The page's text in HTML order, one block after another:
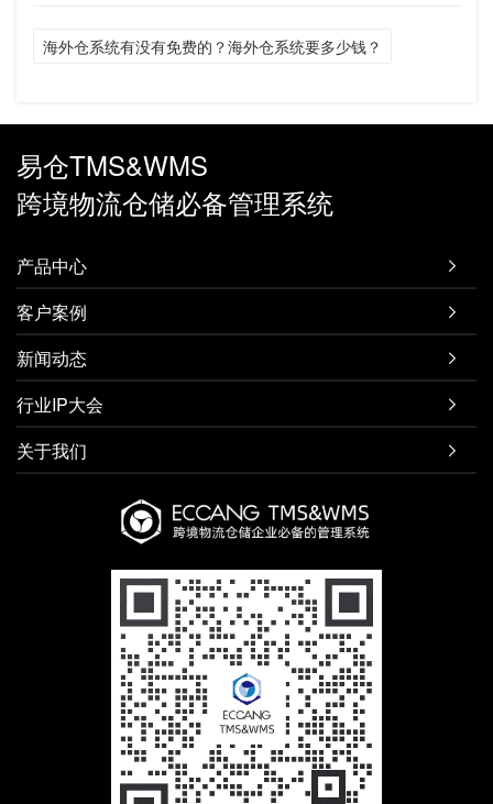
海外仓系统有没有免费的？海外仓系统要多少钱？
易仓TMS&WMS
跨境物流仓储必备管理系统
产品中心 
客户案例 
新闻动态 
行业IP大会 
关于我们 